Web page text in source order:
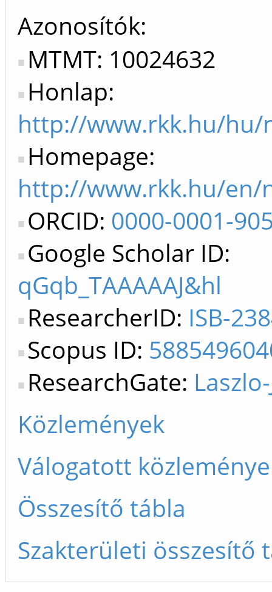
Azonosítók
MTMT: 10024632
Honlap:
http://www.rkk.hu/hu/
Homepage:
http://www.rkk.hu/en/
ORCID: 0000-0001-
Google Scholar ID:
qGqb_TAAAAAJ&hl
ResearcherID: ISB-
Scopus ID:
ResearchGate:
Közlemények
Válogatott
Összesítő tábla
Szakterületi összesítő